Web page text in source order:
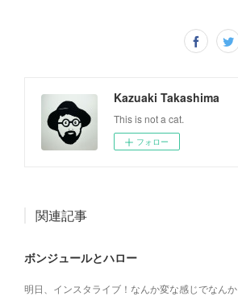
Kazuaki Takashima
This is not a cat.
フォロー
関連記事
ボンジュールとハロー
明日、インスタライブ！なんか変な感じでなんか